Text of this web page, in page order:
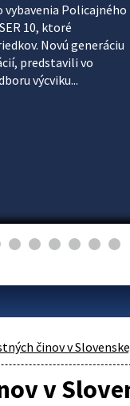
Policajného
10, ktoré
Novú generáciu
predstavili vo
výcviku...
činov v
v